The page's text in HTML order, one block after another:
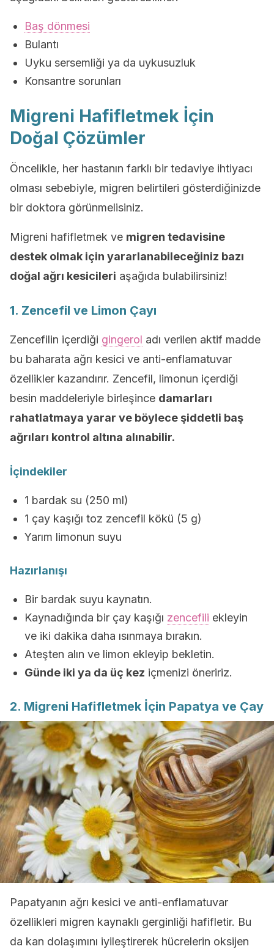
Baş dönmesi
Bulantı
Uyku sersemliği ya da uykusuzluk
Konsantre sorunları
Migreni Hafifletmek İçin
Doğal Çözümler
Öncelikle, her hastanın farklı bir tedaviye ihtiyacı
olması sebebiyle, migren belirtileri gösterdiğinizde
bir doktora görünmelisiniz.
Migreni hafifletmek ve migren tedavisine
destek olmak için yararlanabileceğiniz bazı
doğal ağrı kesicileri aşağıda bulabilirsiniz!
1. Zencefil ve Limon Çayı
Zencefilin içerdiği gingerol adı verilen aktif madde
bu baharata ağrı kesici ve anti-enflamatuvar
özellikler kazandırır. Zencefil, limonun içerdiği
besin maddeleriyle birleşince damarları
rahatlatmaya yarar ve böylece şiddetli baş
ağrıları kontrol altına alınabilir.
İçindekiler
1 bardak su (250 ml)
1 çay kaşığı toz zencefil kökü (5 g)
Yarım limonun suyu
Hazırlanışı
Bir bardak suyu kaynatın.
Kaynadığında bir çay kaşığı zencefili ekleyin
ve iki dakika daha ısınmaya bırakın.
Ateşten alın ve limon ekleyip bekletin.
Günde iki ya da üç kez içmenizi öneririz.
2. Migreni Hafifletmek İçin Papatya ve Çay
Papatyanın ağrı kesici ve anti-enflamatuvar
özellikleri migren kaynaklı gerginliği hafifletir. Bu
da kan dolaşımını iyileştirerek hücrelerin oksijen